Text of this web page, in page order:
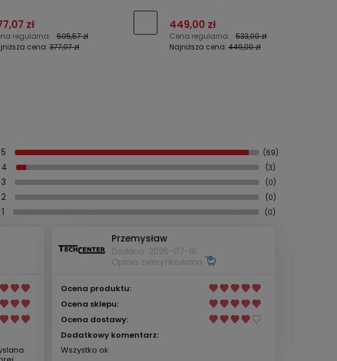
505,57 zł
377,07 zł
Cena regularna: 533,00 zł
Najniższa cena:449,00 zł
5 (69)
4 (3)
3 (0)
2 (0)
1 (0)
Przemysław
Dodano: 2026-07-16
Opinia zweryfikowana
Ocena produktu:
Ocena sklepu:
Ocena dostawy:
Dodatkowy komentarz:
Wszystko ok